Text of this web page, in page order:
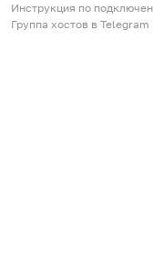
Инструкция по
Группа хостов в Telegram